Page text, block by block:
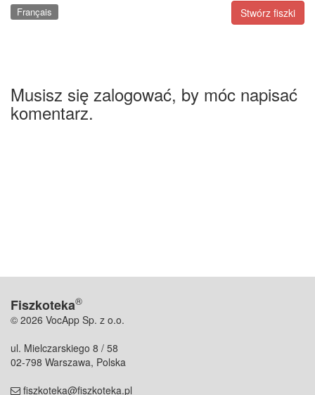
Stwórz fiszki
Français
Musisz się zalogować, by móc napisać
komentarz.
Fiszkoteka®
© 2026 VocApp Sp. z o.o.
ul. Mielczarskiego 8 / 58
02-798 Warszawa, Polska
fiszkoteka@fiszkoteka.pl